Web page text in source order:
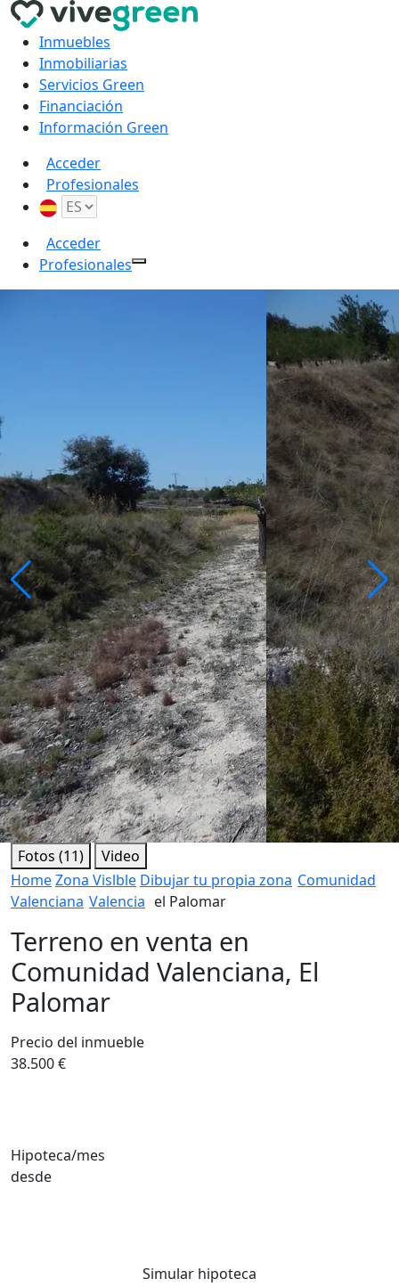
Inmuebles
Inmobiliarias
Servicios Green
Financiación
Información Green
Acceder
Profesionales
Acceder
Profesionales
Fotos (11)
Video
HomeZona Vislble Dibujar tu propia zona Comunidad
Valenciana Valencia el Palomar
Terreno en venta en
Comunidad Valenciana, El
Palomar
Precio del inmueble
38.500 €
Hipoteca/mes
desde
Simular hipoteca